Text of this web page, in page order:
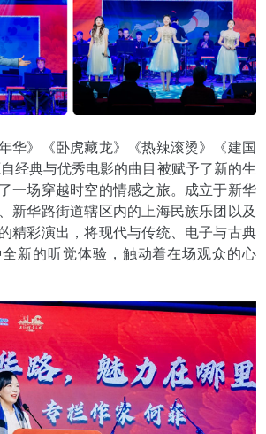
华》《卧虎藏龙》《热辣滚烫》《建国
经典与优秀电影的曲目被赋予了新的生
一场穿越时空的情感之旅。成立于新华
新华路街道辖区内的上海民族乐团以及
精彩演出，将现代与传统、电子与古典
新的听觉体验，触动着在场观众的心